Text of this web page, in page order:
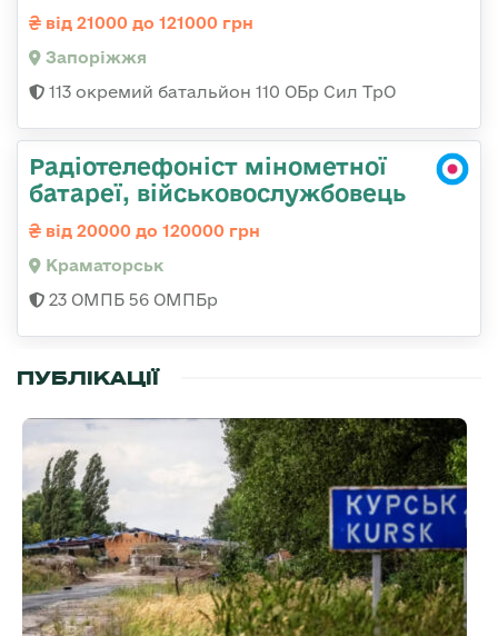
від 21000 до 121000 грн
Запоріжжя
113 окремий батальйон 110 ОБр Сил ТрО
Радіотелефоніст мінометної
батареї, військовослужбовець
від 20000 до 120000 грн
Краматорськ
23 ОМПБ 56 ОМПБр
ПУБЛІКАЦІЇ